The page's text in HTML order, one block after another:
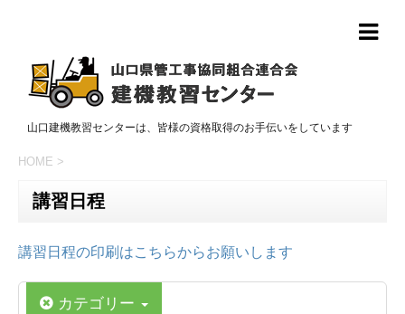
山口建機教習センターは、皆様の資格取得のお手伝いをしています
HOME >
講習日程
講習日程の印刷はこちらからお願いします
カテゴリー